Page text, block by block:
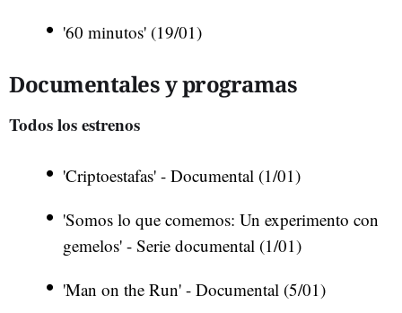
'60 minutos' (19/01)
Documentales y programas
Todos los estrenos
'Criptoestafas' - Documental (1/01)
'Somos lo que comemos: Un experimento con
gemelos' - Serie documental (1/01)
'Man on the Run' - Documental (5/01)